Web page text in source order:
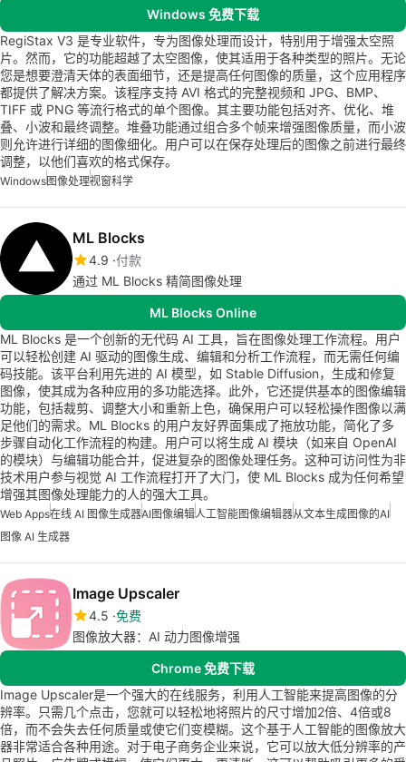
Windows 免费下载
RegiStax V3 是专业软件，专为图像处理而设计，特别用于增强太空照
片。然而，它的功能超越了太空图像，使其适用于各种类型的照片。无论
您是想要澄清天体的表面细节，还是提高任何图像的质量，这个应用程序
都提供了解决方案。该程序支持 AVI 格式的完整视频和 JPG、BMP、
TIFF 或 PNG 等流行格式的单个图像。其主要功能包括对齐、优化、堆
叠、小波和最终调整。堆叠功能通过组合多个帧来增强图像质量，而小波
则允许进行详细的图像细化。用户可以在保存处理后的图像之前进行最终
调整，以他们喜欢的格式保存。
Windows图像处理视窗科学
ML Blocks
4.9 付款
通过 ML Blocks 精简图像处理
ML Blocks Online
ML Blocks 是一个创新的无代码 AI 工具，旨在图像处理工作流程。用户
可以轻松创建 AI 驱动的图像生成、编辑和分析工作流程，而无需任何编
码技能。该平台利用先进的 AI 模型，如 Stable Diffusion，生成和修复
图像，使其成为各种应用的多功能选择。此外，它还提供基本的图像编辑
功能，包括裁剪、调整大小和重新上色，确保用户可以轻松操作图像以满
足他们的需求。ML Blocks 的用户友好界面集成了拖放功能，简化了多
步骤自动化工作流程的构建。用户可以将生成 AI 模块（如来自 OpenAI
的模块）与编辑功能合并，促进复杂的图像处理任务。这种可访问性为非
技术用户参与视觉 AI 工作流程打开了大门，使 ML Blocks 成为任何希望
增强其图像处理能力的人的强大工具。
Web Apps在线 AI 图像生成器AI图像编辑人工智能图像编辑器从文本生成图像的AI
图像 AI 生成器
Image Upscaler
4.5 免费
图像放大器：AI 动力图像增强
Chrome 免费下载
Image Upscaler是一个强大的在线服务，利用人工智能来提高图像的分
辨率。只需几个点击，您就可以轻松地将照片的尺寸增加2倍、4倍或8
倍，而不会失去任何质量或使它们变模糊。这个基于人工智能的图像放大
器非常适合各种用途。对于电子商务企业来说，它可以放大低分辨率的产